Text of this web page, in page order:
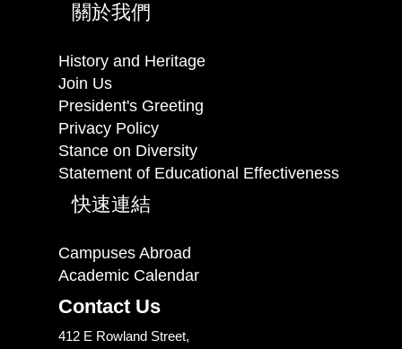
關於我們
History and Heritage
Join Us
President's Greeting
Privacy Policy
Stance on Diversity
Statement of Educational Effectiveness
快速連結
Campuses Abroad
Academic Calendar
Contact Us
412 E Rowland Street,